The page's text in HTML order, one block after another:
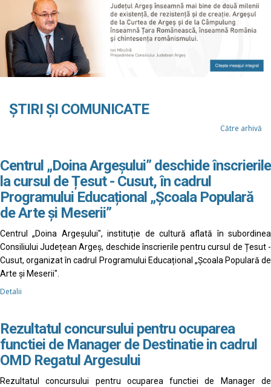
ȘTIRI ȘI COMUNICATE
Către arhivă
Centrul „Doina Argeșului” deschide înscrierile
la cursul de Țesut - Cusut, în cadrul
Programului Educațional „Școala Populară
de Arte și Meserii”
Centrul „Doina Argeșului", instituție de cultură aflată în subordinea
Consiliului Județean Argeș, deschide înscrierile pentru cursul de Țesut -
Cusut, organizat în cadrul Programului Educațional „Școala Populară de
Arte și Meserii".
Detalii
Rezultatul concursului pentru ocuparea
functiei de Manager de Destinatie in cadrul
OMD Regatul Argesului
Rezultatul concursului pentru ocuparea functiei de Manager de